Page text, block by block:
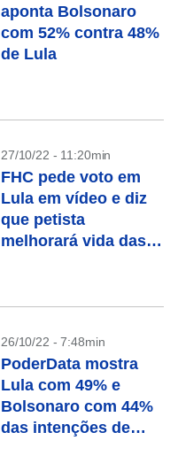
aponta Bolsonaro
com 52% contra 48%
de Lula
27/10/22 - 11:20min
FHC pede voto em
Lula em vídeo e diz
que petista
melhorará vida das
26/10/22 - 7:48min
PoderData mostra
Lula com 49% e
Bolsonaro com 44%
das intenções de